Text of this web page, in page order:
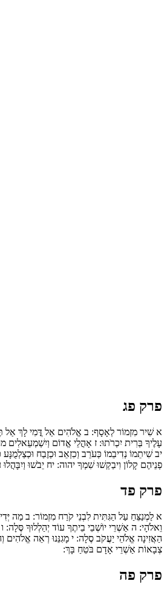
פרק פג
א שִׁיר מִזְמוֹר לְאָסָף: ב אֱלֹהִים אַל דֳּמִי לָךְ
עָלֶיךָ בְּרִית יִכְרֹתוּ: ז אָהֳלֵי אֱדוֹם וְיִשְׁמְעֵאלִים
יב שִׁיתֵמוֹ נְדִיבֵמוֹ כְּעֹרֵב וְכִזְאֵב וּכְזֶבַח וּכְצַלְמֻנָּע
פְנֵיהֶם קָלוֹן וִיבַקְשׁוּ שִׁמְךָ יהוה: יח יֵבֹשׁוּ
פרק פד
א לַמְנַצֵּחַ עַל הַגִּתִּית לִבְנֵי קֹרַח מִזְמוֹר: ב מַה
וֵאלֹהָי: ה אַשְׁרֵי יוֹשְׁבֵי בֵיתֶךָ עוֹד יְהַלְלוּךָ סֶּלָה: ו
הַאֲזִינָה אֱלֹהֵי יַעֲקֹב סֶלָה: י מָגִנֵּנוּ רְאֵה אֱלֹהִים
צְבָאוֹת אַשְׁרֵי אָדָם בֹּטֵחַ בָּךְ:
פרק פה